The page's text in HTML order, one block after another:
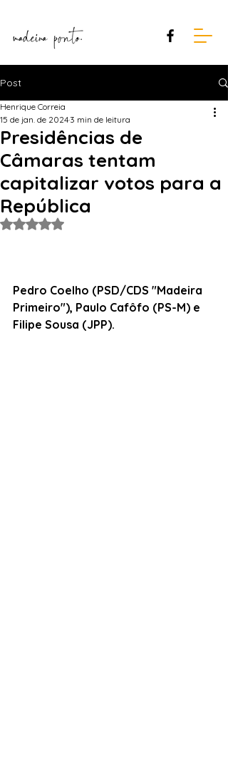
Post
Presidências de
Câmaras tentam
capitalizar votos para a
República
Henrique Correia
15 de jan. de 2024 3 min de leitura
Avaliado com NaN de 5 estrelas.
Pedro Coelho (PSD/CDS "Madeira
Primeiro"), Paulo Cafôfo (PS-M) e
Filipe Sousa (JPP).